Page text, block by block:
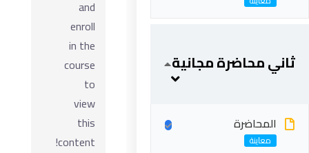
ثاني محاضرة مجانية
المحاضرة
and
enroll
in the
course
to
view
this
content!